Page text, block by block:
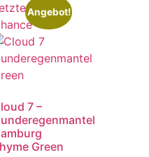
Angebot!
7 –
Green